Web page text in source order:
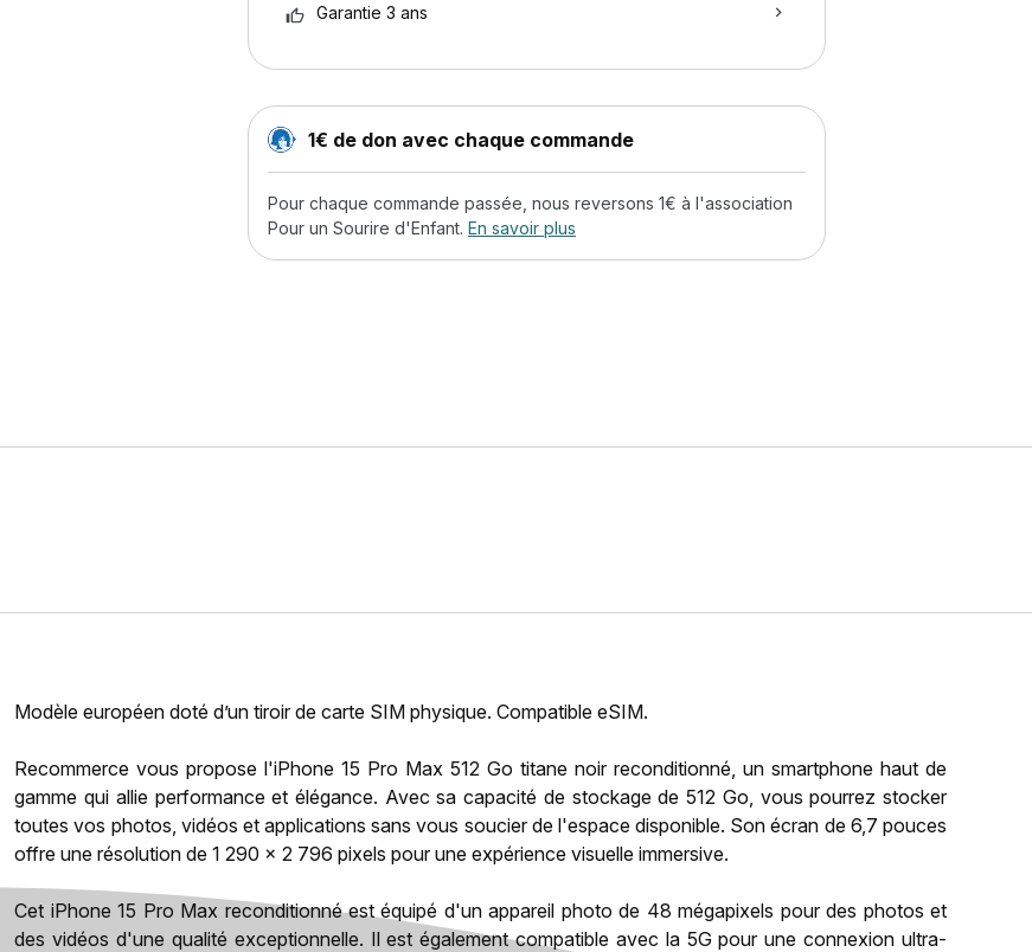
Garantie 3 ans
1€ de don avec chaque commande
Pour chaque commande passée, nous reversons 1€ à l'association
Pour un Sourire d'Enfant. En savoir plus
Modèle européen doté d’un tiroir de carte SIM physique. Compatible eSIM.
Recommerce vous propose l'iPhone 15 Pro Max 512 Go titane noir reconditionné, un smartphone haut de
gamme qui allie performance et élégance. Avec sa capacité de stockage de 512 Go, vous pourrez stocker
toutes vos photos, vidéos et applications sans vous soucier de l'espace disponible. Son écran de 6,7 pouces
offre une résolution de 1 290 x 2 796 pixels pour une expérience visuelle immersive.
Cet iPhone 15 Pro Max reconditionné est équipé d'un appareil photo de 48 mégapixels pour des photos et
des vidéos d'une qualité exceptionnelle. Il est également compatible avec la 5G pour une connexion ultra-